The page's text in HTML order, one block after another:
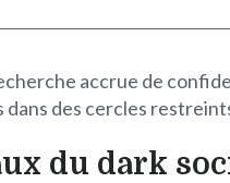
accrue de
des cercles
du dark